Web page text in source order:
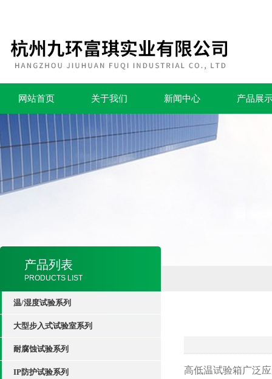
网站首页 关于我们 新闻中心 产品展
产品列表
PRODUCTS LIST
温/湿度试验系列
大型步入式试验室系列
耐腐蚀试验系列
IP防护试验系列
高低温试验箱广泛